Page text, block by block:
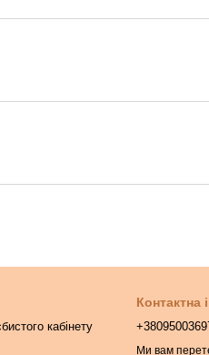
кабінету
Контактна
Ми вам